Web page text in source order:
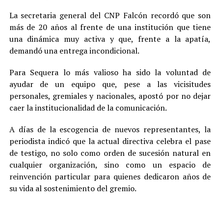
La secretaria general del CNP Falcón recordó que son
más de 20 años al frente de una institución que tiene
una dinámica muy activa y que, frente a la apatía,
demandó una entrega incondicional.
Para Sequera lo más valioso ha sido la voluntad de
ayudar de un equipo que, pese a las vicisitudes
personales, gremiales y nacionales, apostó por no dejar
caer la institucionalidad de la comunicación.
A días de la escogencia de nuevos representantes, la
periodista indicó que la actual directiva celebra el pase
de testigo, no solo como orden de sucesión natural en
cualquier organización, sino como un espacio de
reinvención particular para quienes dedicaron años de
su vida al sostenimiento del gremio.